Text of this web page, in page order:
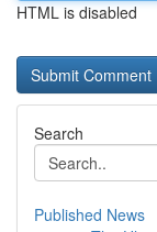
HTML is disabled
Search
Published News